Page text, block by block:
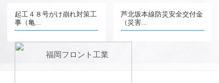
起工４８号がけ崩れ対策工
事（亀...
芦北坂本線防災安全交付金
（災害...